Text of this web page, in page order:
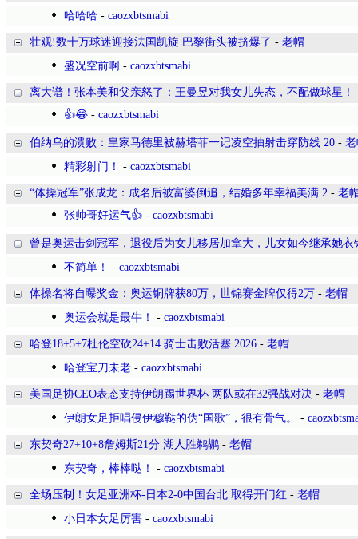
哈哈哈 - caozxbtsmabi
壮观!数十万球迷迎接法国凯旋 巴黎街头被挤爆了 - 老帽
盛况空前啊 - caozxbtsmabi
离大谱！张本美和父亲怒了：王曼昱对我女儿失态，不配做球星！
👍😂 - caozxbtsmabi
伯纳乌的溃败：皇家马德里被赫塔菲一记凌空抽射击穿防线 20 -
精彩射门！
- caozxbtsmabi
“体操冠军”张成龙：成名后被富婆倒追，结婚多年幸福美满 2 - 老
张帅哥好运气👍 - caozxbtsmabi
曾是奥运击剑冠军，退役后为女儿移居加拿大，儿女如今继承她衣
不简单！
- caozxbtsmabi
体操名将自曝奖金：奥运铜牌获80万，世锦赛金牌仅得2万 - 老帽
奥运会就是最牛！
- caozxbtsmabi
哈登18+5+7杜伦空砍24+14 骑士击败活塞 2026 - 老帽
哈登宝刀未老 - caozxbtsmabi
美国足协CEO表态支持伊朗踢世界杯 两队或在32强战对决 - 老帽
伊朗女足拒唱侵伊穆鞑的伪“国歌”，很有骨气。
-
东契奇27+10+8詹姆斯21分 湖人胜鹈鹕 - 老帽
东契奇，棒棒哒！
- caozxbtsmabi
全场压制！女足亚洲杯-日本2-0中国台北 取得开门红 - 老帽
小日本女足厉害 - caozxbtsmabi